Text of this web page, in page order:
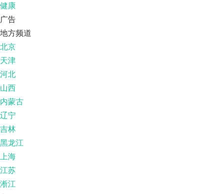
健康
广告
地方频道
北京
天津
河北
山西
内蒙古
辽宁
吉林
黑龙江
上海
江苏
淅江